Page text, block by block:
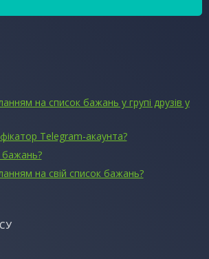
на список бажань у групі друзів у
Telegram-акаунта?
бажань?
на свій список бажань?